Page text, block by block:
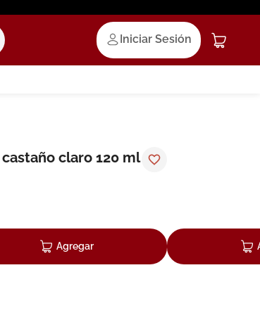
Iniciar Sesión
claro 120 ml
Agregar